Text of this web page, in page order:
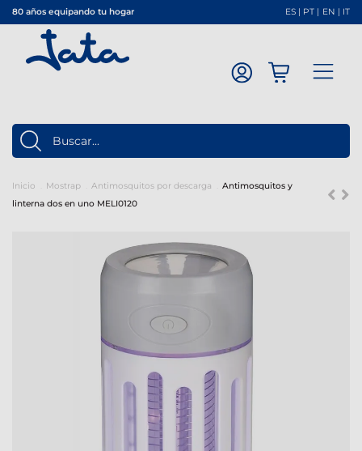
80 años equipando tu hogar ES | PT | EN | IT
Inicio Mostrap Antimosquitos por descarga
Antimosquitos y
linterna dos en uno MELI0120